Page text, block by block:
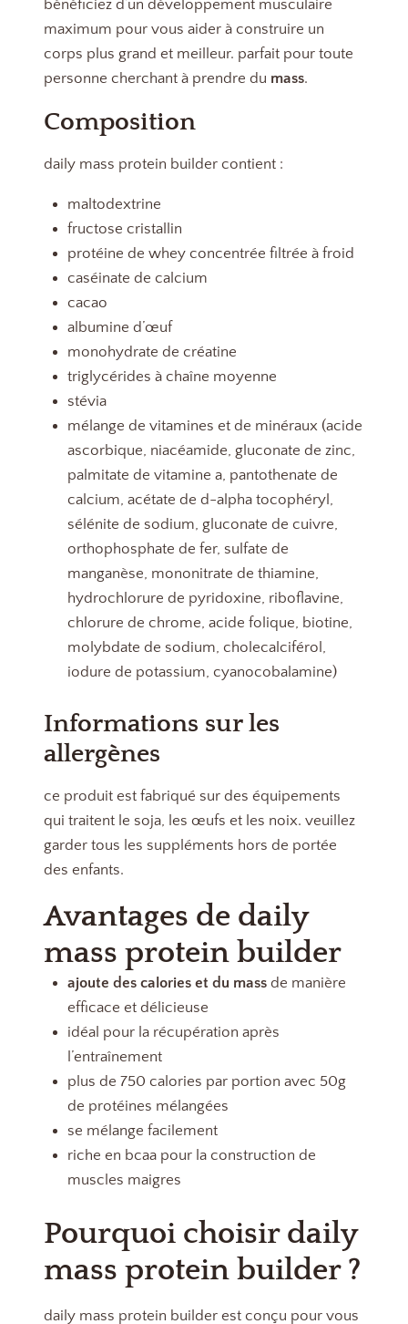
bénéficiez d’un développement musculaire
maximum pour vous aider à construire un
corps plus grand et meilleur. parfait pour toute
personne cherchant à prendre du mass.
Composition
daily mass protein builder contient :
maltodextrine
fructose cristallin
protéine de whey concentrée filtrée à froid
caséinate de calcium
cacao
albumine d’œuf
monohydrate de créatine
triglycérides à chaîne moyenne
stévia
mélange de vitamines et de minéraux (acide
ascorbique, niacéamide, gluconate de zinc,
palmitate de vitamine a, pantothenate de
calcium, acétate de d-alpha tocophéryl,
sélénite de sodium, gluconate de cuivre,
orthophosphate de fer, sulfate de
manganèse, mononitrate de thiamine,
hydrochlorure de pyridoxine, riboflavine,
chlorure de chrome, acide folique, biotine,
molybdate de sodium, cholecalciférol,
iodure de potassium, cyanocobalamine)
Informations sur les
allergènes
ce produit est fabriqué sur des équipements
qui traitent le soja, les œufs et les noix. veuillez
garder tous les suppléments hors de portée
des enfants.
Avantages de daily
mass protein builder
ajoute des calories et du massde manière
efficace et délicieuse
idéal pour la récupération après
l’entraînement
plus de 750 calories par portion avec 50g
de protéines mélangées
se mélange facilement
riche en bcaa pour la construction de
muscles maigres
Pourquoi choisir daily
mass protein builder ?
daily mass protein builder est conçu pour vous